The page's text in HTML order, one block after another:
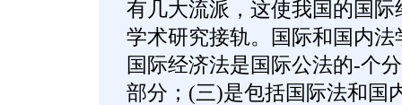
有几大流派，这使我国的国
学术研究接轨。国际和国内
国际经济法是国际公法的-个
部分；(三)是包括国际法和国